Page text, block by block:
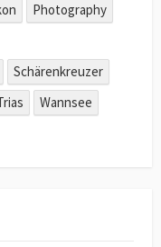
Photography
Schärenkreuzer
Wannsee